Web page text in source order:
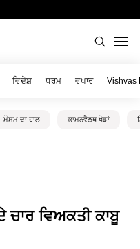
ਵਿਦੇਸ਼ ਧਰਮ ਵਪਾਰ Vishvas
ਮੌਸਮ ਦਾ ਹਾਲ ਕਾਮਨਵੈਲਥ ਖੇਡਾਂ
ਚਾਰ ਵਿਅਕਤੀ ਕਾਬੂ